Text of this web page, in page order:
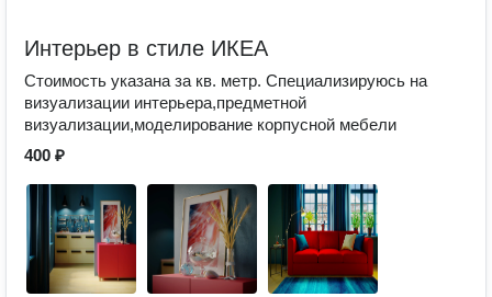
Интерьер в стиле ИКЕА
Стоимость указана за кв. метр. Специализируюсь на
визуализации интерьера,предметной
визуализации,моделирование корпусной мебели
400 ₽